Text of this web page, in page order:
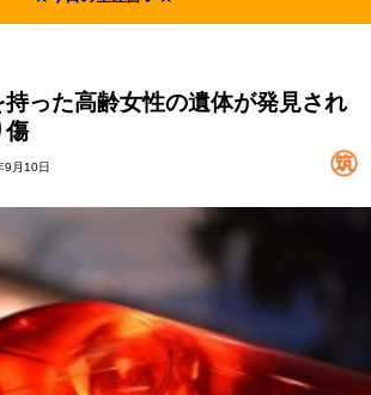
持った高齢女性の遺体が発見され
傷
9月10日